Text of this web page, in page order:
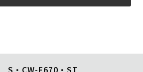
S・CW-F670・ST